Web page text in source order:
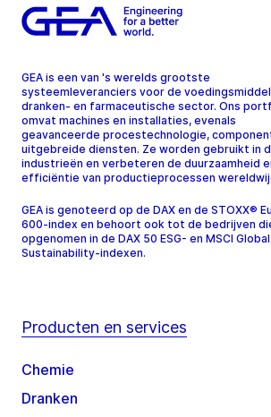
GEA is een van 's werelds grootste
systeemleveranciers voor de
dranken- en farmaceutische sector. Ons
omvat machines en installaties, evenals
geavanceerde procestechnologie,
uitgebreide diensten. Ze worden gebruikt in
industrieën en verbeteren de duurzaamheid
efficiëntie van productieprocessen
GEA is genoteerd op de DAX en de STOXX®
600-index en behoort ook tot de bedrijven
opgenomen in de DAX 50 ESG- en MSCI Global
Sustainability-indexen.
Producten en services
Chemie
Dranken